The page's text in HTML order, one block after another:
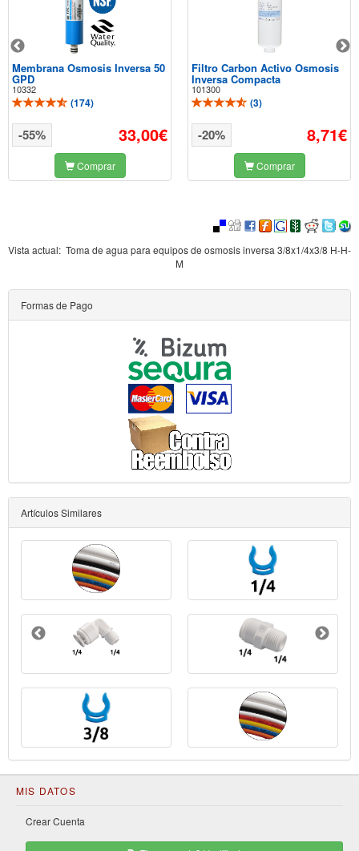
Membrana Osmosis Inversa 50
GPD
10332
(174)
33,00€
-55%
Comprar
Filtro Carbon Activo Osmosis
Inversa Compacta
101300
(3)
8,71€
-20%
Comprar
Vista actual: Toma de agua para equipos de osmosis inversa 3/8x1/4x3/8 H-H-
M
Formas de Pago
Artículos Similares
MIS DATOS
Crear Cuenta